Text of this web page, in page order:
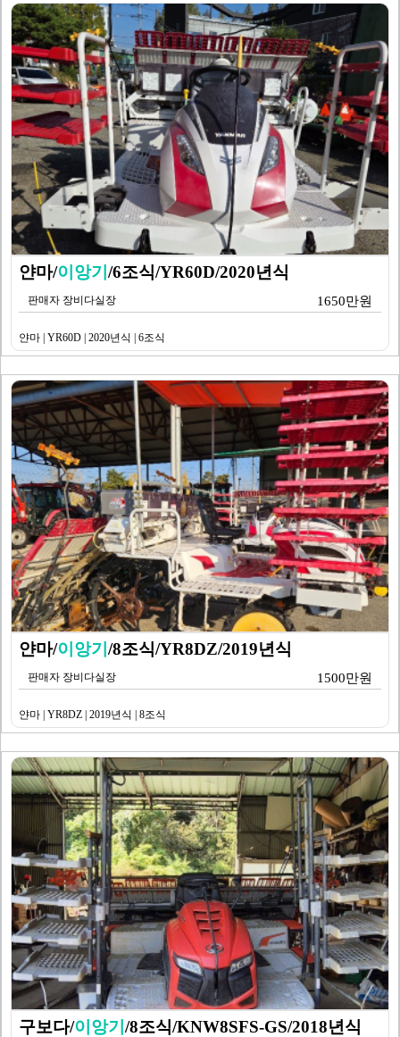
얀마/이앙기/6조식/YR60D/2020년식
판매자 장비다실장 1650만원
얀마 | YR60D | 2020년식 | 6조식
얀마/이앙기/8조식/YR8DZ/2019년식
판매자 장비다실장 1500만원
얀마 | YR8DZ | 2019년식 | 8조식
구보다/이앙기/8조식/KNW8SFS-GS/2018년식